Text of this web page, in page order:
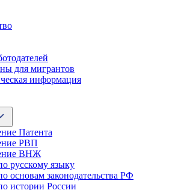
для мигрантов
информация
Патента
РВП
ВНЖ
русскому языку
основам законодательства РФ
истории России